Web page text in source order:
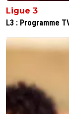
Ligue 3
L3 : Programme